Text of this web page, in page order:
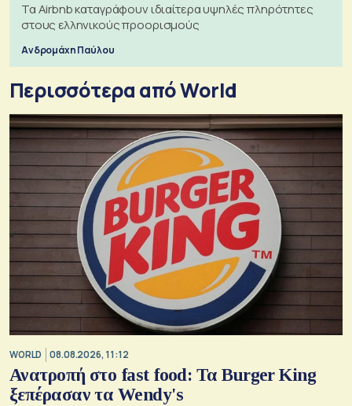
Τα Airbnb καταγράφουν ιδιαίτερα υψηλές πληρότητες
στους ελληνικούς προορισμούς
Ανδρομάχη Παύλου
Περισσότερα από World
WORLD 08.08.2026, 11:12
Ανατροπή στο fast food: Τα Burger King
ξεπέρασαν τα Wendy's